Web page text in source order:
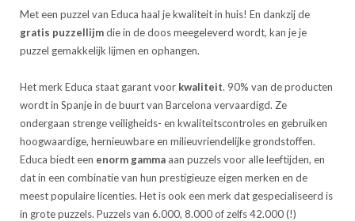
Met een puzzel van Educa haal je kwaliteit in huis! En dankzij de
gratis puzzellijmdie in de doos meegeleverd wordt, kan je je
puzzel gemakkelijk lijmen en ophangen.
Het merk Educa staat garant voor kwaliteit. 90% van de producten
wordt in Spanje in de buurt van Barcelona vervaardigd. Ze
ondergaan strenge veiligheids- en kwaliteitscontroles en gebruiken
hoogwaardige, hernieuwbare en milieuvriendelijke grondstoffen.
Educa biedt een enorm gamma aan puzzels voor alle leeftijden, en
dat in een combinatie van hun prestigieuze eigen merken en de
meest populaire licenties. Het is ook een merk dat gespecialiseerd is
in grote puzzels. Puzzels van 6.000, 8.000 of zelfs 42.000 (!)